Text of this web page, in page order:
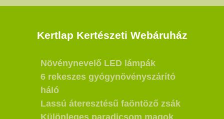
Kertlap Kertészeti Webáruház
Növénynevelő LED lámpák
6 rekeszes gyógynövényszárító
háló
Lassú áteresztésű faöntöző zsák